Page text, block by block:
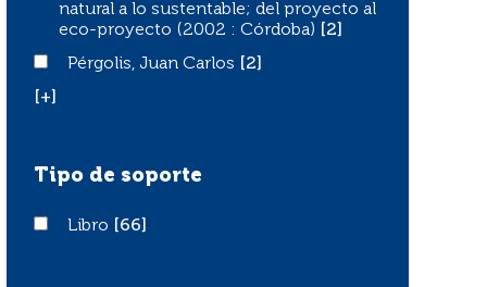
natural a lo sustentable; del proyecto al
eco-proyecto (2002 : Córdoba)
[2]
Pérgolis, Juan Carlos
Pérgolis, Juan Carlos
[2]
[+]
Tipo de soporte
LibroLibro [66]